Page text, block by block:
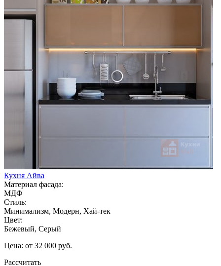
Кухня Айва
Материал фасада:
МДФ
Стиль:
Минимализм, Модерн, Хай-тек
Цвет:
Бежевый, Серый
Цена: от 32 000 руб.
Рассчитать